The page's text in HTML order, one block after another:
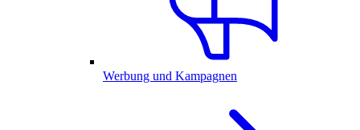
Werbung und Kampagnen